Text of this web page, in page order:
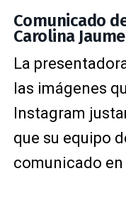
Comunicado
Carolina Jaume
La
las imágenes
Instagram
que su equipo
comunicado